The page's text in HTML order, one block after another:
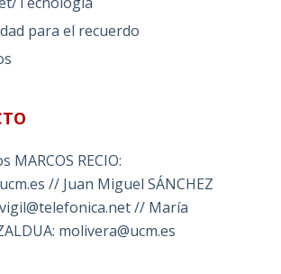
para el recuerdo
MARCOS RECIO:
// Juan Miguel SÁNCHEZ
// María
molivera@ucm.es